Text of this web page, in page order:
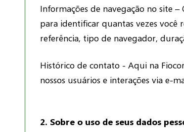
Informações de navegação no site
para identificar quantas vezes você
referência, tipo de navegador,
Histórico de contato - Aqui na
nossos usuários e interações via e-
2. Sobre o uso de seus dados